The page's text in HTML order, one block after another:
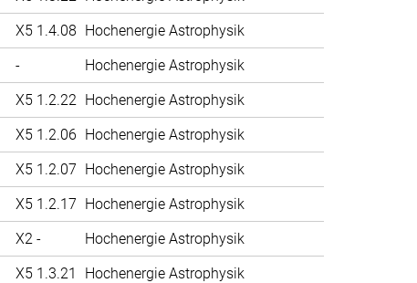
X5 1.4.08 Hochenergie Astrophysik
-
Hochenergie Astrophysik
X5 1.2.22 Hochenergie Astrophysik
X5 1.2.06 Hochenergie Astrophysik
X5 1.2.07 Hochenergie Astrophysik
X5 1.2.17 Hochenergie Astrophysik
X2 -
Hochenergie Astrophysik
X5 1.3.21
Hochenergie Astrophysik